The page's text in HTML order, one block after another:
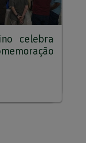
celebra